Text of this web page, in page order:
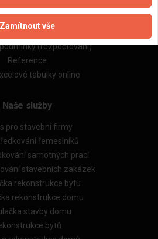
(rozpočtování)
Reference
tabulky online
Naše služby
pro stavební firmy
řemeslníků
samotných prací
stavebních zakázek
rekonstrukce bytu
rekonstrukce domu
stavby domu
bytů
Zamítnout vše